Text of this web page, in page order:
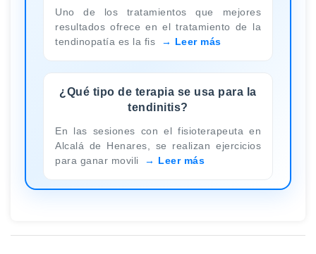
Uno de los tratamientos que mejores
resultados ofrece en el tratamiento de la
tendinopatía es la fis
Leer más
¿Qué tipo de terapia se usa para la
tendinitis?
En las sesiones con el fisioterapeuta en
Alcalá de Henares, se realizan ejercicios
para ganar movili
Leer más